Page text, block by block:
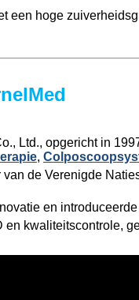
een hoge
Ltd., opgericht in
,
de Verenigde
en
kwaliteitscontrole,